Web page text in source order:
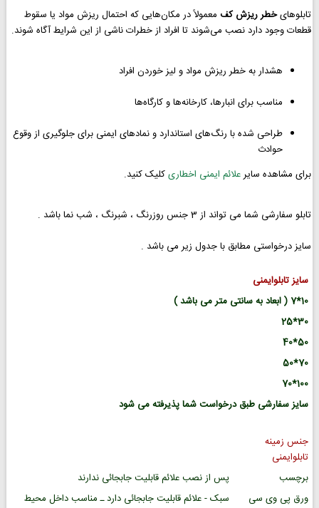
تابلوهایخطر ریزش کف معمولاً در مکان‌هایی که احتمال ریزش مواد یا سقوط
قطعات وجود دارد نصب می‌شوند تا افراد از خطرات ناشی از این شرایط آگاه شوند.
هشدار به خطر ریزش مواد و لیز خوردن افراد
مناسب برای انبارها، کارخانه‌ها و کارگاه‌ها
طراحی شده با رنگ‌های استاندارد و نمادهای ایمنی برای جلوگیری از وقوع
حوادث
برای مشاهده سایرعلائم ایمنی اخطاریکلیک کنید.
تابلو سفارشی شما می تواند از 3 جنس روزرنگ ، شبرنگ ، شب نما باشد .
سایز درخواستی مطابق با جدول زیر می باشد .
سایز تابلوایمنی
10*7 ( ابعاد به سانتی متر می باشد )
30*25
50*40
70*50
100*70
سایز سفارشی طبق درخواست شما پذیرفته می شود
جنس زمینه
تابلوایمنی
برچسب
پس از نصب علائم قابلیت جابجائی ندارند
ورق پی وی سی
سبک - علائم قابلیت جابجائی دارد ـ مناسب داخل محیط